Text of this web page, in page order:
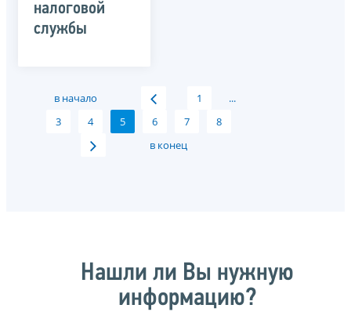
налоговой
службы
в начало 1
...
3
4 5 6 7
8
в конец
Нашли ли Вы нужную
информацию?